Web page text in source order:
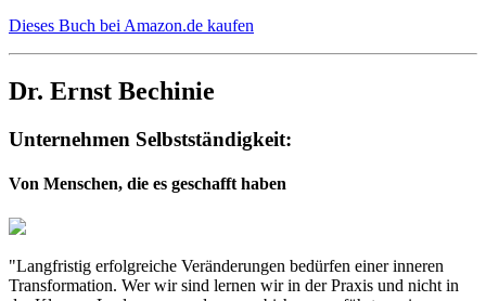
Dieses Buch bei Amazon.de kaufen
Dr. Ernst Bechinie
Unternehmen Selbstständigkeit:
Von Menschen, die es geschafft haben
"Langfristig erfolgreiche Veränderungen bedürfen einer inneren
Transformation. Wer wir sind lernen wir in der Praxis und nicht in